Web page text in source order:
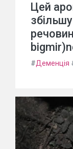
Цей
#Деменція